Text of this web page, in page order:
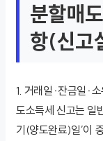
분할매
항(신고
1. 거래일·잔금일·
도소득세 신고는 일
기(양도완료)일’이